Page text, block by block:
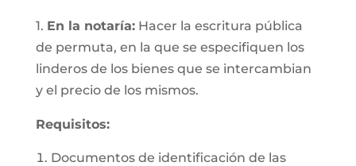
1. En la notaría:Hacer la escritura pública
de permuta, en la que se especifiquen los
linderos de los bienes que se intercambian
y el precio de los mismos.
Requisitos:
Documentos de identificación de las